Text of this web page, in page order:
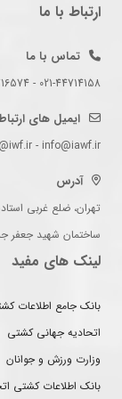
ارتباط با ما
تماس با ما
021-44714158 - 021-44716574 - 021-44714489
ایمیل های
- info@iawf.ir
آدرس
تهران، ضلع غربی
ساختمان شهید جعفر
لینک های مفید
بانک جامع اطلاعات
اتحادیه جهانی کشتی
وزارت ورزش و جوانان
بانک اطلاعات کشتی